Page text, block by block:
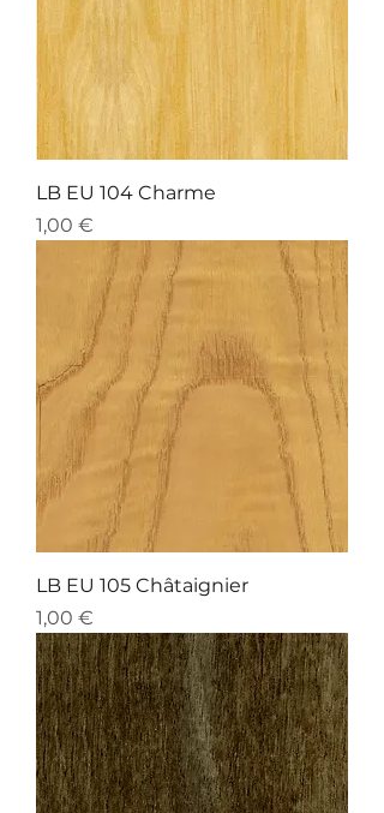
LB EU 104 Charme
Preis
1,00 €
LB EU 105 Châtaignier
Preis
1,00 €